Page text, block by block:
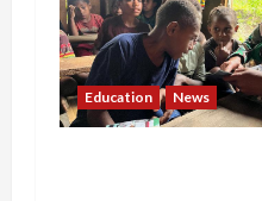
Education News